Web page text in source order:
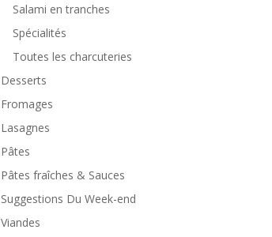
Salami en tranches
Spécialités
Toutes les charcuteries
Desserts
Fromages
Lasagnes
Pâtes
Pâtes fraîches & Sauces
Suggestions Du Week-end
Viandes